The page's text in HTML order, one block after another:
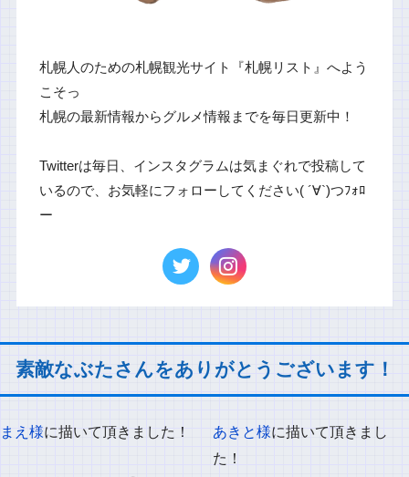
札幌人のための札幌観光サイト『札幌リスト』へよう
こそっ
札幌の最新情報からグルメ情報までを毎日更新中！
Twitterは毎日、インスタグラムは気まぐれで投稿して
いるので、お気軽にフォローしてください( ´∀`)つﾌｫﾛ
ー
素敵なぶたさんをありがとうございます！
まえ様に描いて頂きました！ あきと様に描いて頂きまし
た！